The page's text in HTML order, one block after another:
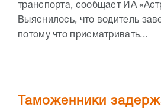
транспорта, сообщает ИА
Выяснилось, что водитель
потому что присматривать...
Таможенники